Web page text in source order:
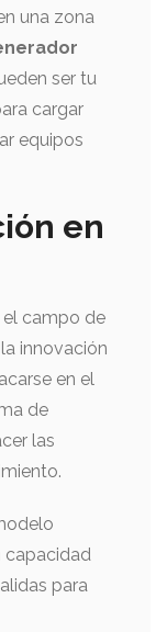
una zona
ser tu
cargar
equipos
en
el campo de
innovación
en el
de
las
capacidad
para